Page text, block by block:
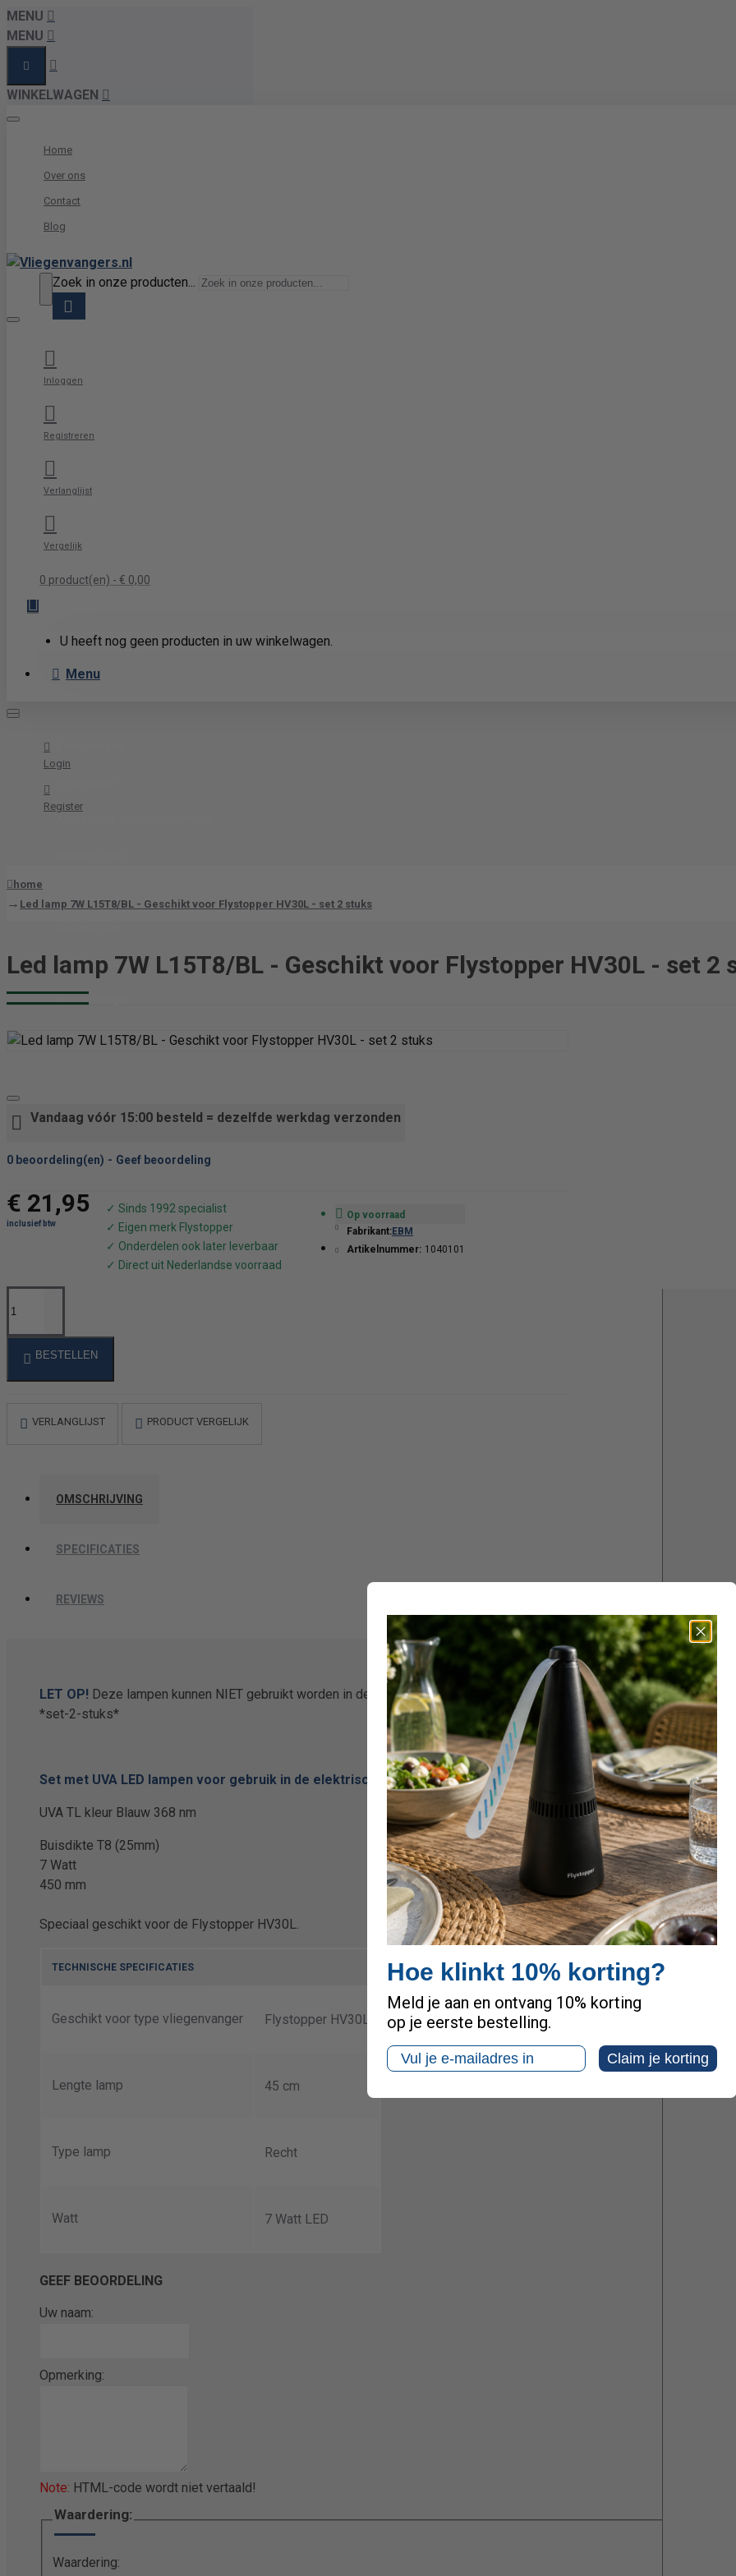
MENU
MENU
WINKELWAGEN
Home
Over ons
Contact
Blog
Zoek in onze producten...
Inloggen
Registreren
Verlanglijst
Vergelijk
0 product(en) - € 0,00
U heeft nog geen producten in uw winkelwagen.
Menu
Muggen Bestrijden
Wespenvanger
Overig Ongedierte
Login
Register
home
Led lamp 7W L15T8/BL - Geschikt voor Flystopper HV30L - set 2 stuks
Led lamp 7W L15T8/BL - Geschikt voor Flystopper HV30L - set 2
Vandaag vóór 15:00 besteld = dezelfde werkdag verzonden
0 beoordeling(en) - Geef beoordeling
€ 21,95
Op voorraad
Fabrikant:EBM
Artikelnummer: 1040101
BESTELLEN
VERLANGLIJST PRODUCT VERGELIJK
OMSCHRIJVING
SPECIFICATIES
REVIEWS
LET OP! Deze lampen kunnen NIET gebruikt worden in de oude versie de HV30 met de standaard 15W lampen. Zie
*set-2-stuks*
Set met UVA LED lampen voor gebruik in de elektrische vliegenlamp Flystopper HV30L.
UVA TL kleur Blauw 368 nm
Buisdikte T8 (25mm)
7 Watt
450 mm
Speciaal geschikt voor de Flystopper HV30L.
TECHNISCHE SPECIFICATIES
Geschikt voor type vliegenvanger Flystopper HV30L
Lengte lamp 45 cm
Type lamp Recht
Watt 7 Watt LED
GEEF BEOORDELING
Uw naam:
Opmerking:
Note: HTML-code wordt niet vertaald!
Waardering:
Waardering:
Hoe klinkt 10% korting?
Meld je aan en ontvang 10% korting
op je eerste bestelling.
Email Claim je korting